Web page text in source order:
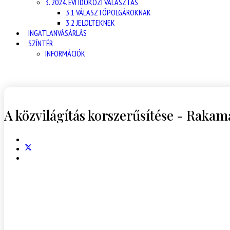
3. 2024. ÉVI IDŐKÖZI VÁLASZTÁS
3.1 VÁLASZTÓPOLGÁROKNAK
3.2 JELÖLTEKNEK
INGATLANVÁSÁRLÁS
SZÍNTÉR
INFORMÁCIÓK
A közvilágítás korszerűsítése -